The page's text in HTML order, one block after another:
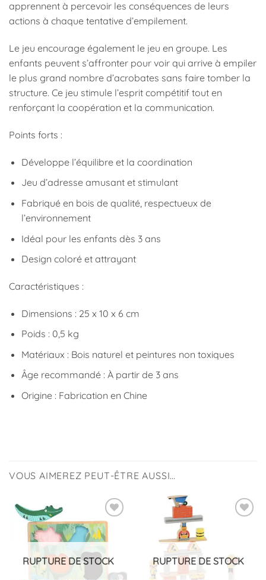
apprennent à percevoir les conséquences de leurs
actions à chaque tentative d’empilement.
Le jeu encourage également le jeu en groupe. Les
enfants peuvent s’affronter pour voir qui arrive à empiler
le plus grand nombre d’acrobates sans faire tomber la
structure. Ce jeu stimule l’esprit compétitif tout en
renforçant la coopération et la communication.
Points forts :
Développe l’équilibre et la coordination
Jeu d’adresse amusant et stimulant
Fabriqué en bois de qualité, respectueux de
l’environnement
Idéal pour les enfants dès 3 ans
Design coloré et attrayant
Caractéristiques :
Dimensions : 25 x 10 x 6 cm
Poids : 0,5 kg
Matériaux : Bois naturel et peintures non toxiques
Âge recommandé : À partir de 3 ans
Origine : Fabrication en Chine
VOUS AIMEREZ PEUT-ÊTRE AUSSI…
Ajouter
à la
liste
RUPTURE DE STOCK RUPTURE DE STOCK